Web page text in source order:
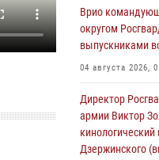
Тонувшего
Краснодарском
07 августа 2026,
Юные гости из
кинологический
07 августа 2026,
Врио
округом
выпускниками
04 августа 2026,
Директор
армии Виктор
Дзержинского